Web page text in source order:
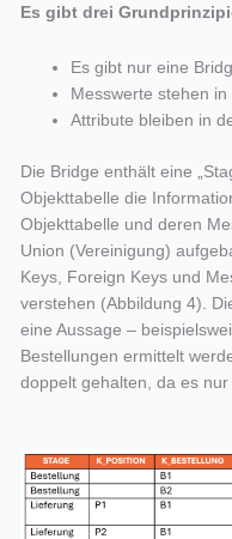
Es gibt drei
Es gibt nur eine
Messwerte stehen in
Attribute bleiben in
Die Bridge enthält eine
Objekttabelle die
Objekttabelle und deren
Union (Vereinigung)
Keys, Foreign Keys und
verstehen (Abbildung 4).
eine Aussage –
Bestellungen ermittelt
doppelt gehalten, da es